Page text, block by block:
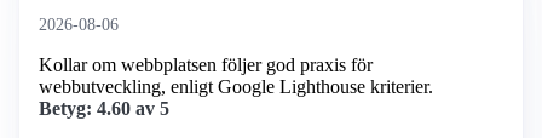
2026-08-06
Kollar om webbplatsen följer god praxis för
webbutveckling, enligt Google Lighthouse kriterier.
Betyg: 4.60 av 5